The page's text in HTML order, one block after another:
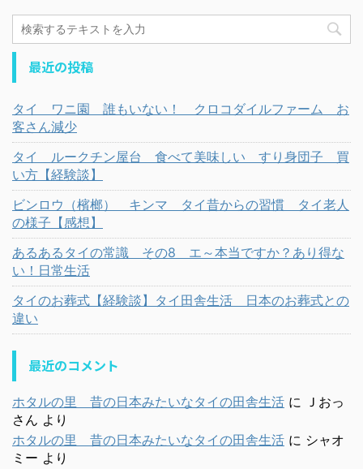
最近の投稿
タイ ワニ園 誰もいない！ クロコダイルファーム お
客さん減少
タイ ルークチン屋台 食べて美味しい すり身団子 買
い方【経験談】
ビンロウ（檳榔） キンマ タイ昔からの習慣 タイ老人
の様子【感想】
あるあるタイの常識 その8 エ～本当ですか？あり得な
い！日常生活
タイのお葬式【経験談】タイ田舎生活 日本のお葬式との
違い
最近のコメント
ホタルの里 昔の日本みたいなタイの田舎生活 に Ｊおっ
さん より
ホタルの里 昔の日本みたいなタイの田舎生活 に シャオ
ミー より